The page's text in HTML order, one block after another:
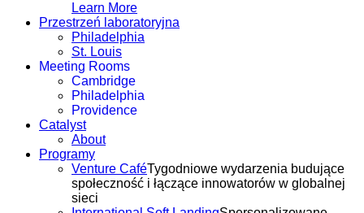
Learn More
Przestrzeń laboratoryjna
Philadelphia
St. Louis
Meeting Rooms
Cambridge
Philadelphia
Providence
Catalyst
About
Programy
Venture CaféTygodniowe wydarzenia budujące
społeczność i łączące innowatorów w globalnej
sieci